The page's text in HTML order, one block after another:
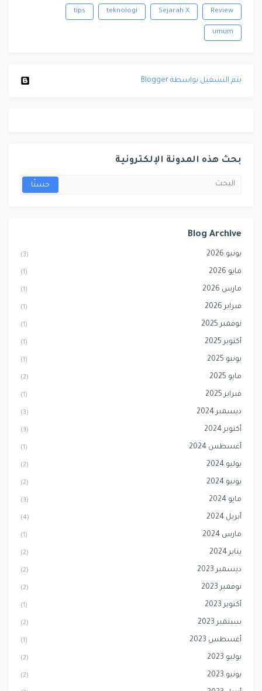
Review
Sejarah X
teknologi
tips
umum
‏يتم التشغيل بواسطة Blogger
بحث هذه المدونة الإلكترونية
Blog Archive
يونيو 2026 (3)
مايو 2026 (1)
مارس 2026 (1)
فبراير 2026 (1)
نوفمبر 2025 (1)
أكتوبر 2025 (1)
يونيو 2025 (1)
مايو 2025 (2)
فبراير 2025 (1)
ديسمبر 2024 (3)
أكتوبر 2024 (3)
أغسطس 2024 (1)
يوليو 2024 (2)
يونيو 2024 (2)
مايو 2024 (3)
أبريل 2024 (4)
مارس 2024 (1)
يناير 2024 (2)
ديسمبر 2023 (2)
نوفمبر 2023 (2)
أكتوبر 2023 (1)
سبتمبر 2023 (2)
أغسطس 2023 (1)
يوليو 2023 (2)
يونيو 2023 (2)